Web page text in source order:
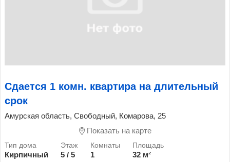
Сдается 1 комн. квартира на длительный
срок
Амурская область, Свободный, Комарова, 25
Показать на карте
Кирпичный 5 / 5 1
32 м²